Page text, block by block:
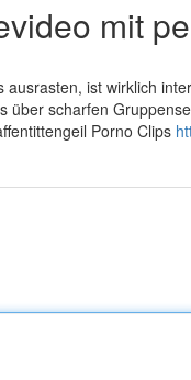
mit
ist wirklich
über scharfen
Porno Clips